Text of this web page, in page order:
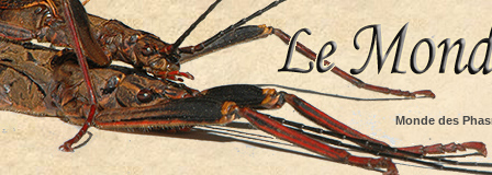
Monde des